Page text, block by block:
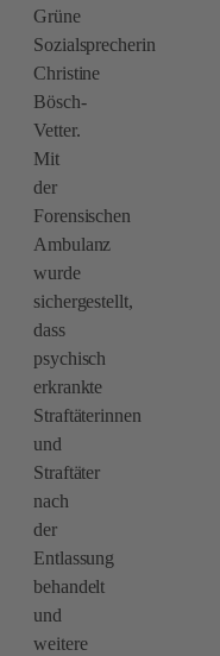
Grüne
Sozialsprecherin
Christine
Bösch-
Vetter.
Mit
der
Forensischen
Ambulanz
wurde
sichergestellt,
dass
psychisch
erkrankte
Straftäterinnen
und
Straftäter
nach
der
Entlassung
behandelt
und
weitere